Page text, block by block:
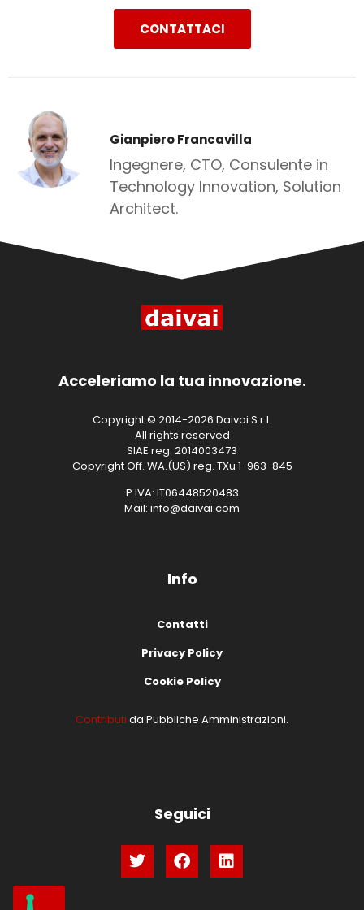
CONTATTACI
Gianpiero Francavilla
Ingegnere, CTO, Consulente in
Technology Innovation, Solution
Architect.
Acceleriamo la tua innovazione.
Copyright © 2014-2026 Daivai S.r.l.
All rights reserved
SIAE reg. 2014003473
Copyright Off. WA.(US) reg. TXu 1-963-845
P.IVA: IT06448520483
Mail: info@daivai.com
Info
Contatti
Privacy Policy
Cookie Policy
Contributi da Pubbliche Amministrazioni.
Seguici